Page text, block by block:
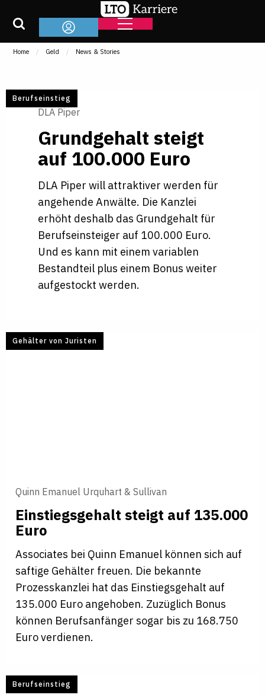
Home Geld News & Stories
Berufseinstieg
DLA Piper
Grund­ge­halt steigt
auf 100.000 Euro
DLA Piper will attraktiver werden für
angehende Anwälte. Die Kanzlei
erhöht deshalb das Grundgehalt für
Berufseinsteiger auf 100.000 Euro.
Und es kann mit einem variablen
Bestandteil plus einem Bonus weiter
aufgestockt werden.
Gehälter von Juristen
Quinn Emanuel Urquhart & Sullivan
Ein­s­tiegs­ge­halt steigt auf 135.000
Euro
Associates bei Quinn Emanuel können sich auf
saftige Gehälter freuen. Die bekannte
Prozesskanzlei hat das Einstiegsgehalt auf
135.000 Euro angehoben. Zuzüglich Bonus
können Berufsanfänger sogar bis zu 168.750
Euro verdienen.
Berufseinstieg